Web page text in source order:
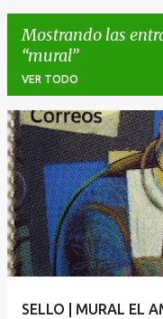
Mostrando las
mural
VER TODO
E
n
t
r
a
d
SELLO | MURAL EL